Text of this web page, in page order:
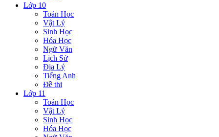
Lớp 10
Toán Học
Vật Lý
Sinh Học
Hóa Học
Ngữ Văn
Lịch Sử
Địa Lý
Tiếng Anh
Đề thi
Lớp 11
Toán Học
Vật Lý
Sinh Học
Hóa Học